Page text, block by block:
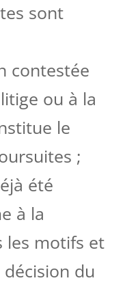
sont
contestée
ou à la
le
;
été
à la
les motifs et
décision du